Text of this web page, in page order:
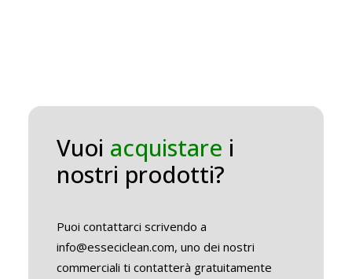
Vuoi acquistare i
nostri prodotti?
Puoi contattarci scrivendo a
info@esseciclean.com, uno dei nostri
commerciali ti contatterà gratuitamente